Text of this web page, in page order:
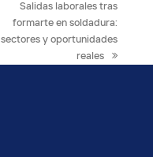
next
post:
Salidas laborales tras
formarte en soldadura:
sectores y oportunidades
reales